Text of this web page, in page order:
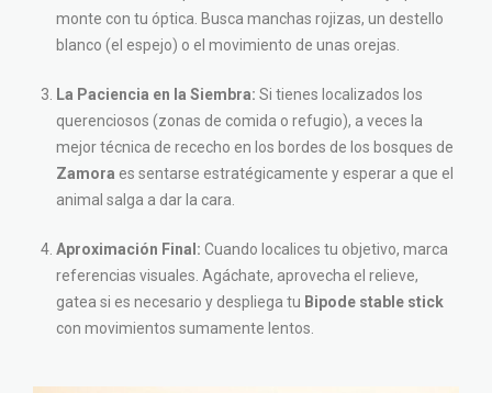
monte con tu óptica. Busca manchas rojizas, un destello
blanco (el espejo) o el movimiento de unas orejas.
La Paciencia en la Siembra: Si tienes localizados los
querenciosos (zonas de comida o refugio), a veces la
mejor técnica de rececho en los bordes de los bosques de
Zamora es sentarse estratégicamente y esperar a que el
animal salga a dar la cara.
Aproximación Final: Cuando localices tu objetivo, marca
referencias visuales. Agáchate, aprovecha el relieve,
gatea si es necesario y despliega tu Bipode stable stick
con movimientos sumamente lentos.